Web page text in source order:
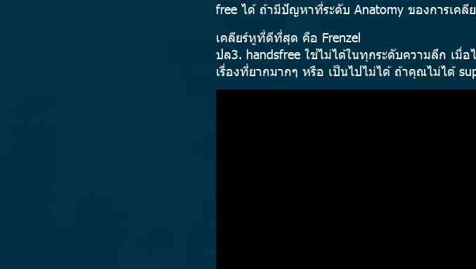
free ได้ ถ้ามีปัญหาที่ระดับ Anatomy ของการเคลี
เคลียร์หูที่ดีที่สุด คือ Frenzel
ปล3. handsfree ใช้ไม่ได้ในทุกระดับความลึก เมื่
เรื่องที่ยากมากๆ หรือ เป็นไปไม่ได้ ถ้าคุณไม่ได้